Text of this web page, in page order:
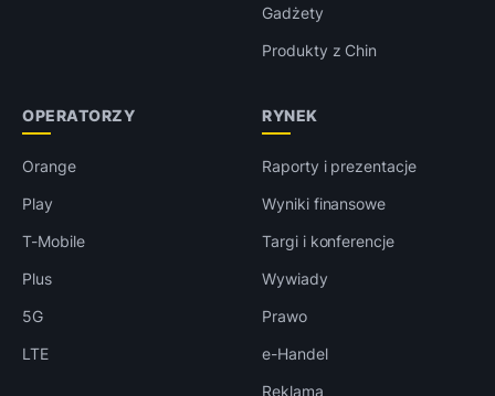
Gadżety
Produkty z Chin
OPERATORZY
Orange
Play
T-Mobile
Plus
5G
LTE
RYNEK
Raporty i prezentacje
Wyniki finansowe
Targi i konferencje
Wywiady
Prawo
e-Handel
Reklama